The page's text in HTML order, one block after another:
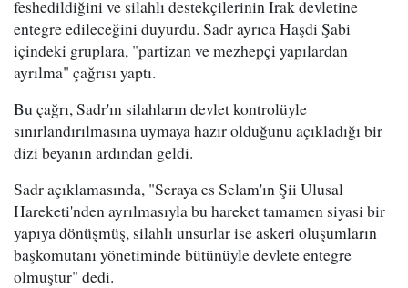
feshedildiğini ve silahlı destekçilerinin Irak devletine
entegre edileceğini duyurdu. Sadr ayrıca Haşdi Şabi
içindeki gruplara, "partizan ve mezhepçi yapılardan
ayrılma" çağrısı yaptı.
Bu çağrı, Sadr'ın silahların devlet kontrolüyle
sınırlandırılmasına uymaya hazır olduğunu açıkladığı bir
dizi beyanın ardından geldi.
Sadr açıklamasında, "Seraya es Selam'ın Şii Ulusal
Hareketi'nden ayrılmasıyla bu hareket tamamen siyasi bir
yapıya dönüşmüş, silahlı unsurlar ise askeri oluşumların
başkomutanı yönetiminde bütünüyle devlete entegre
olmuştur" dedi.